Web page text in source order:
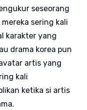
seseorang
sering kali
karakter yang
drama korea pun
artis yang
kali
ketika si artis